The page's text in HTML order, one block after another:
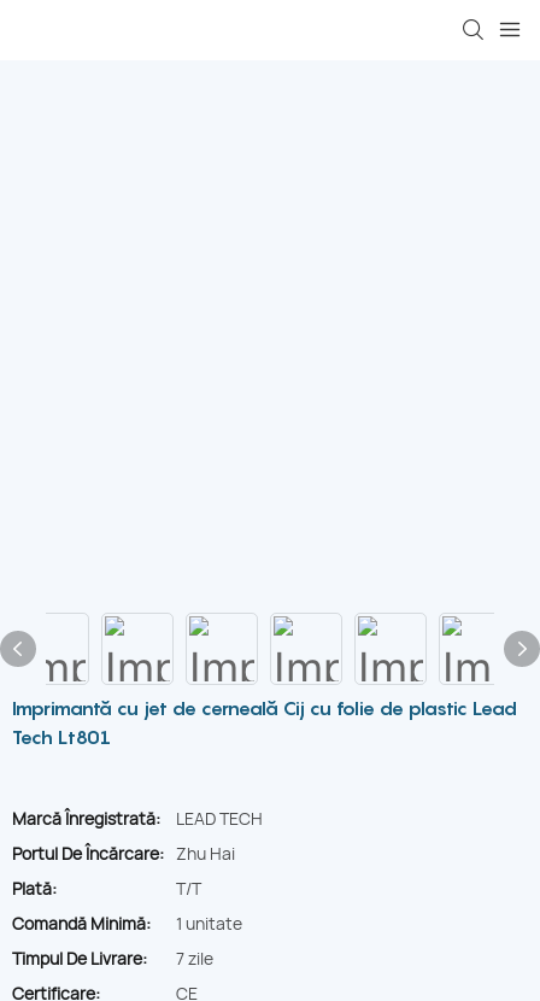
Imprimantă cu jet de cerneală Cij cu folie de plastic Lead
Tech Lt801
Marcă Înregistrată:
LEAD TECH
Portul De Încărcare: Zhu Hai
Plată:
T/T
Comandă Minimă:
1 unitate
Timpul De Livrare:
7 zile
Certificare:
CE